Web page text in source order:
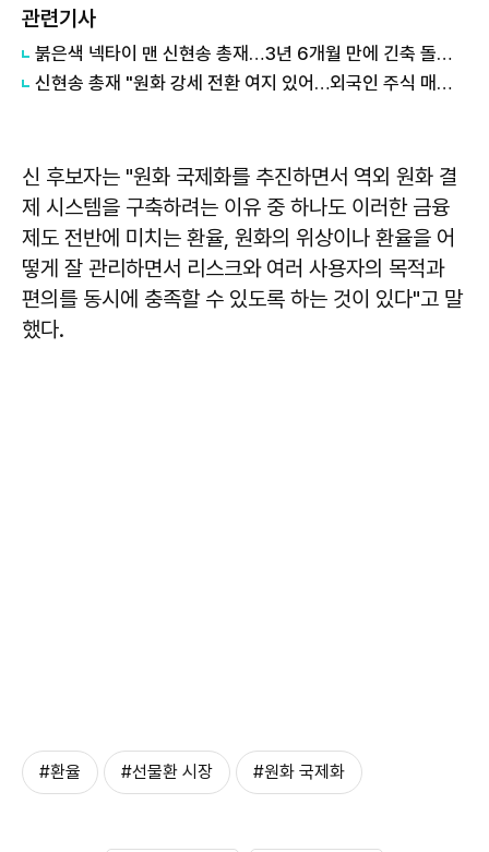
관련기사
붉은색 넥타이 맨 신현송 총재…3년 6개월 만에 긴축 돌입할까
신현송 총재 "원화 강세 전환 여지 있어…외국인 주식 매도세 잦아들 것"
신 후보자는 "원화 국제화를 추진하면서 역외 원화 결
제 시스템을 구축하려는 이유 중 하나도 이러한 금융
제도 전반에 미치는 환율, 원화의 위상이나 환율을 어
떻게 잘 관리하면서 리스크와 여러 사용자의 목적과
편의를 동시에 충족할 수 있도록 하는 것이 있다"고 말
했다.
#환율 #선물환 시장 #원화 국제화